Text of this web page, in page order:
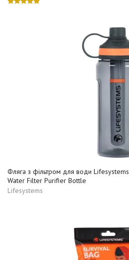
Фляга з фільтром для води Lifesystems
Water Filter Purifier Bottle
Lifesystems